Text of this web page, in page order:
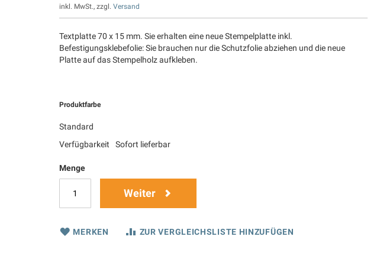
inkl. MwSt., zzgl.Versand
Textplatte 70 x 15 mm. Sie erhalten eine neue Stempelplatte inkl.
Befestigungsklebefolie: Sie brauchen nur die Schutzfolie abziehen und die neue
Platte auf das Stempelholz aufkleben.
Produktfarbe
Standard
Verfügbarkeit
Sofort lieferbar
Menge
Weiter
MERKEN ZUR VERGLEICHSLISTE HINZUFÜGEN